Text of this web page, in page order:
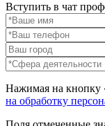
Вступить в чат
Нажимая на кнопку
на обработку